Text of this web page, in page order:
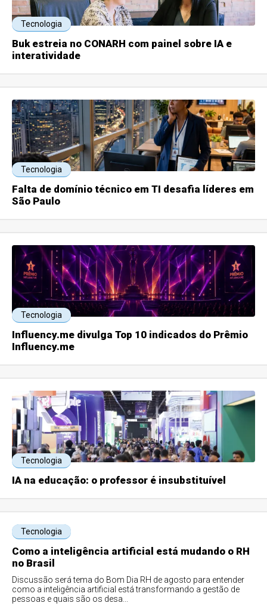
Tecnologia
Buk estreia no CONARH com painel sobre IA e
interatividade
Tecnologia
Falta de domínio técnico em TI desafia líderes em
São Paulo
Tecnologia
Influency.me divulga Top 10 indicados do Prêmio
Influency.me
Tecnologia
IA na educação: o professor é insubstituível
Tecnologia
Como a inteligência artificial está mudando o RH
no Brasil
Discussão será tema do Bom Dia RH de agosto para entender
como a inteligência artificial está transformando a gestão de
pessoas e quais são os desa...